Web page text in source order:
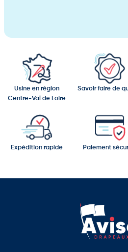
5 largeurs disponibles : 120, 160, 200,
affichages grand format haut de
Usine en région
Centre-Val de Loire
Savoir faire de
Expédition rapide Paiement